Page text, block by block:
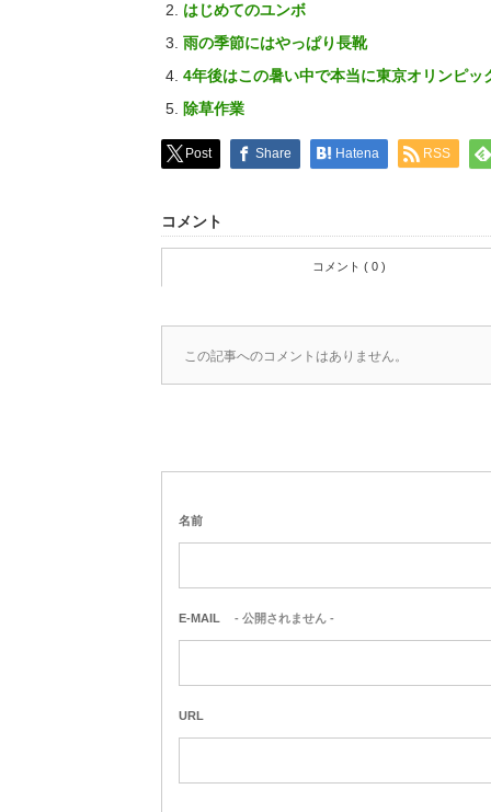
はじめてのユンボ
雨の季節にはやっぱり長靴
4年後はこの暑い中で本当に東京オリンピッ
除草作業
Post Share Hatena RSS
コメント
コメント ( 0 )
この記事へのコメントはありません。
名前
E-MAIL - 公開されません -
URL